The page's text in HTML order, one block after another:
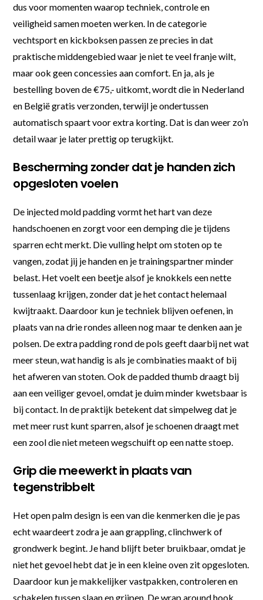
dus voor momenten waarop techniek, controle en
veiligheid samen moeten werken. In de categorie
vechtsport en kickboksen passen ze precies in dat
praktische middengebied waar je niet te veel franje wilt,
maar ook geen concessies aan comfort. En ja, als je
bestelling boven de €75,- uitkomt, wordt die in Nederland
en België gratis verzonden, terwijl je ondertussen
automatisch spaart voor extra korting. Dat is dan weer zo’n
detail waar je later prettig op terugkijkt.
Bescherming zonder dat je handen zich
opgesloten voelen
De injected mold padding vormt het hart van deze
handschoenen en zorgt voor een demping die je tijdens
sparren echt merkt. Die vulling helpt om stoten op te
vangen, zodat jij je handen en je trainingspartner minder
belast. Het voelt een beetje alsof je knokkels een nette
tussenlaag krijgen, zonder dat je het contact helemaal
kwijtraakt. Daardoor kun je techniek blijven oefenen, in
plaats van na drie rondes alleen nog maar te denken aan je
polsen. De extra padding rond de pols geeft daarbij net wat
meer steun, wat handig is als je combinaties maakt of bij
het afweren van stoten. Ook de padded thumb draagt bij
aan een veiliger gevoel, omdat je duim minder kwetsbaar is
bij contact. In de praktijk betekent dat simpelweg dat je
met meer rust kunt sparren, alsof je schoenen draagt met
een zool die niet meteen wegschuift op een natte stoep.
Grip die meewerkt in plaats van
tegenstribbelt
Het open palm design is een van die kenmerken die je pas
echt waardeert zodra je aan grappling, clinchwerk of
grondwerk begint. Je hand blijft beter bruikbaar, omdat je
niet het gevoel hebt dat je in een kleine oven zit opgesloten.
Daardoor kun je makkelijker vastpakken, controleren en
schakelen tussen slaan en grijpen. De wrap around hook